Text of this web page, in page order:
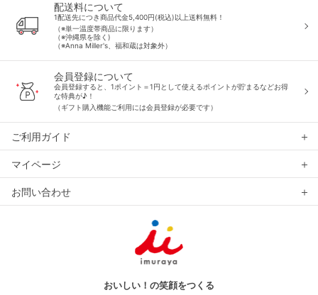
配送料について
1配送先につき商品代金5,400円(税込)以上送料無料！
（※単一温度帯商品に限ります）
（※沖縄県を除く)
（※Anna Miller's、福和蔵は対象外）
会員登録について
会員登録すると、1ポイント＝1円として使えるポイントが貯まるなどお得
な特典が♪！
（ギフト購入機能ご利用には会員登録が必要です）
ご利用ガイド
マイページ
お問い合わせ
おいしい！の笑顔をつくる